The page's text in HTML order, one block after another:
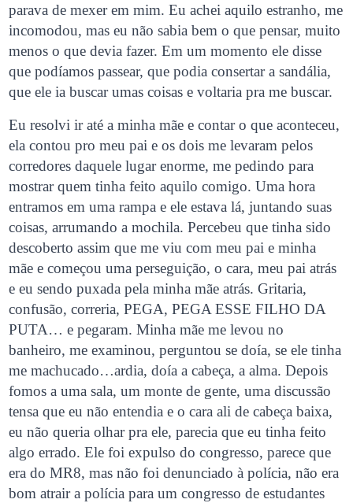
parava de mexer em mim. Eu achei aquilo estranho, me
incomodou, mas eu não sabia bem o que pensar, muito
menos o que devia fazer. Em um momento ele disse
que podíamos passear, que podia consertar a sandália,
que ele ia buscar umas coisas e voltaria pra me buscar.
Eu resolvi ir até a minha mãe e contar o que aconteceu,
ela contou pro meu pai e os dois me levaram pelos
corredores daquele lugar enorme, me pedindo para
mostrar quem tinha feito aquilo comigo. Uma hora
entramos em uma rampa e ele estava lá, juntando suas
coisas, arrumando a mochila. Percebeu que tinha sido
descoberto assim que me viu com meu pai e minha
mãe e começou uma perseguição, o cara, meu pai atrás
e eu sendo puxada pela minha mãe atrás. Gritaria,
confusão, correria, PEGA, PEGA ESSE FILHO DA
PUTA… e pegaram. Minha mãe me levou no
banheiro, me examinou, perguntou se doía, se ele tinha
me machucado…ardia, doía a cabeça, a alma. Depois
fomos a uma sala, um monte de gente, uma discussão
tensa que eu não entendia e o cara ali de cabeça baixa,
eu não queria olhar pra ele, parecia que eu tinha feito
algo errado. Ele foi expulso do congresso, parece que
era do MR8, mas não foi denunciado à polícia, não era
bom atrair a polícia para um congresso de estudantes